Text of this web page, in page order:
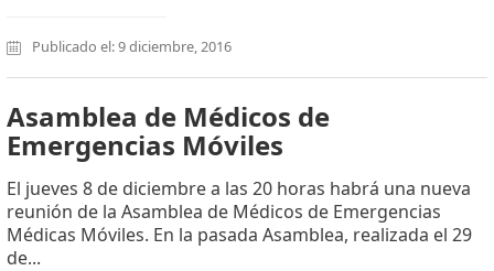
Publicado el: 9 diciembre, 2016
Asamblea de Médicos de
Emergencias Móviles
El jueves 8 de diciembre a las 20 horas habrá una nueva
reunión de la Asamblea de Médicos de Emergencias
Médicas Móviles. En la pasada Asamblea, realizada el 29
de...